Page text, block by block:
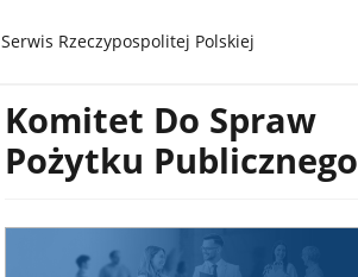
gov.pl
Serwis Rzeczypospolitej Polskiej
Komitet Do Spraw
Pożytku Publicznego